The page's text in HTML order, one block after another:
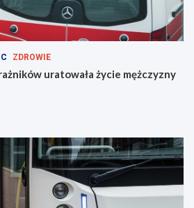
ZDROWIE
uratowała życie mężczyzny